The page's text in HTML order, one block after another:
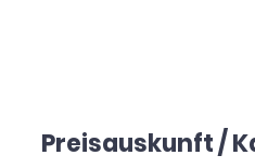
Preisauskunft /